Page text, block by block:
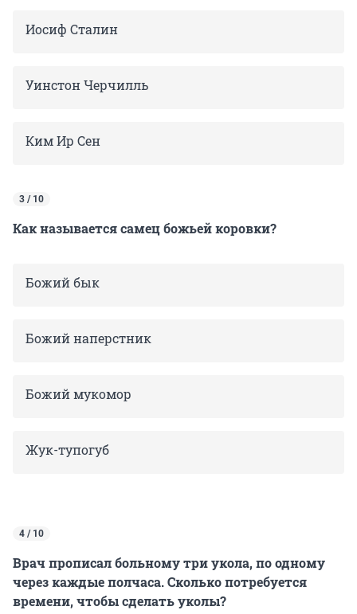
Иосиф Сталин
Уинстон Черчилль
Ким Ир Сен
3 / 10
Как называется самец божьей коровки?
Божий бык
Божий наперстник
Божий мукомор
Жук-тупогуб
4 / 10
Врач прописал больному три укола, по одному
через каждые полчаса. Сколько потребуется
времени, чтобы сделать уколы?